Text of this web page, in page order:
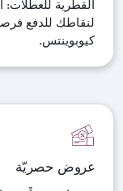
القطرية
لنقاطك للدفع
كيوبوينتس.
عروض حصريّة